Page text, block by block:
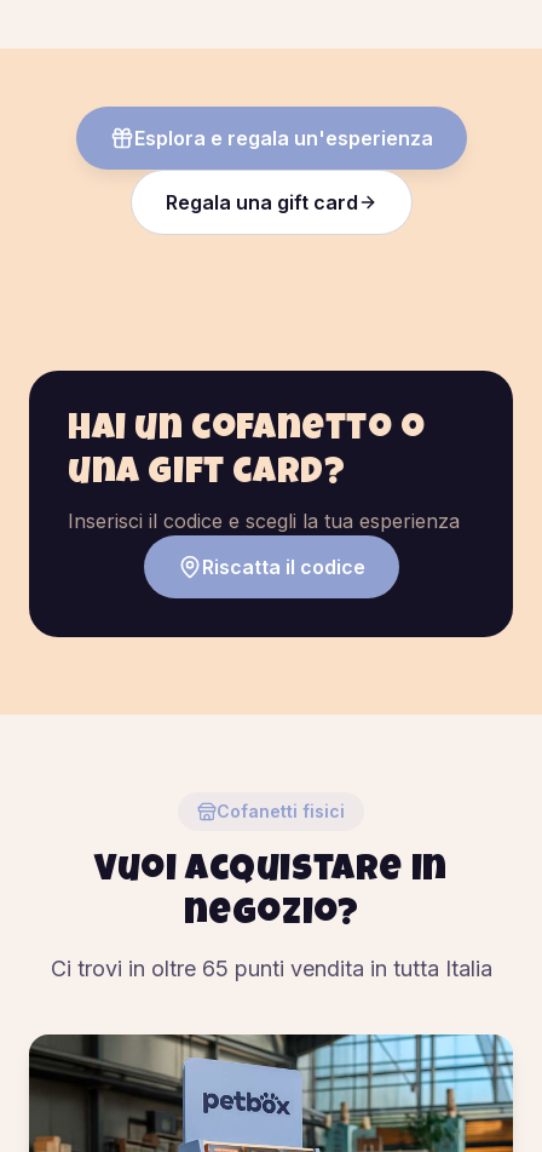
Esplora e regala un'esperienza
Regala una gift card
Hai un cofanetto o
una gift card?
Inserisci il codice e scegli la tua esperienza
Riscatta il codice
Cofanetti fisici
Vuoi acquistare in
negozio?
Ci trovi in oltre 65 punti vendita in tutta Italia